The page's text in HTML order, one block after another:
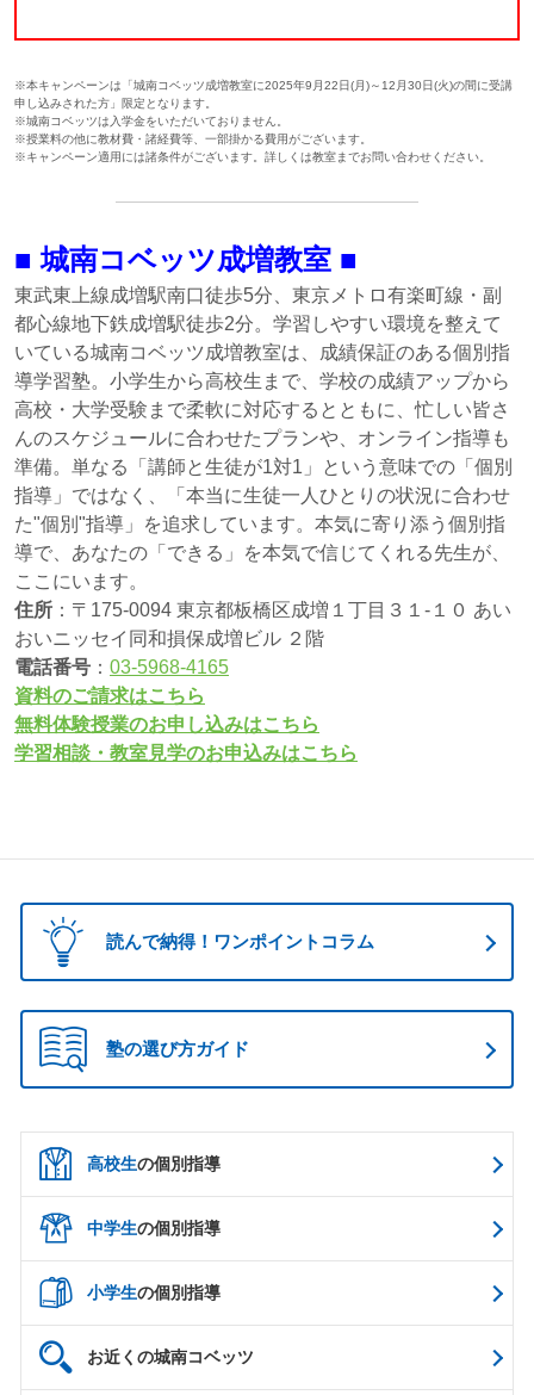
※本キャンペーンは「城南コベッツ成増教室に2025年9月22日(月)～12月30日(火)の間に受講
申し込みされた方」限定となります。
※城南コベッツは入学金をいただいておりません。
※授業料の他に教材費・諸経費等、一部掛かる費用がございます。
※キャンペーン適用には諸条件がございます。詳しくは教室までお問い合わせください。
■ 城南コベッツ成増教室 ■
東武東上線成増駅南口徒歩5分、東京メトロ有楽町線・副
都心線地下鉄成増駅徒歩2分。学習しやすい環境を整えて
いている城南コベッツ成増教室は、成績保証のある個別指
導学習塾。小学生から高校生まで、学校の成績アップから
高校・大学受験まで柔軟に対応するとともに、忙しい皆さ
んのスケジュールに合わせたプランや、オンライン指導も
準備。単なる「講師と生徒が1対1」という意味での「個別
指導」ではなく、「本当に生徒一人ひとりの状況に合わせ
た"個別"指導」を追求しています。本気に寄り添う個別指
導で、あなたの「できる」を本気で信じてくれる先生が、
ここにいます。
住所 ：〒175-0094 東京都板橋区成増１丁目３１-１０ あい
おいニッセイ同和損保成増ビル ２階
電話番号 ： 03-5968-4165
資料のご請求はこちら
無料体験授業のお申し込みはこちら
学習相談・教室見学のお申込みはこちら
読んで納得！ワンポイントコラム
塾の選び方ガイド
高校生の個別指導
中学生の個別指導
小学生の個別指導
お近くの城南コベッツ